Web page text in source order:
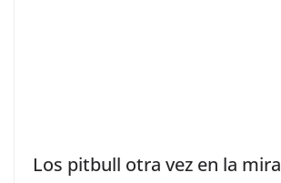
Los pitbull otra vez en la mira